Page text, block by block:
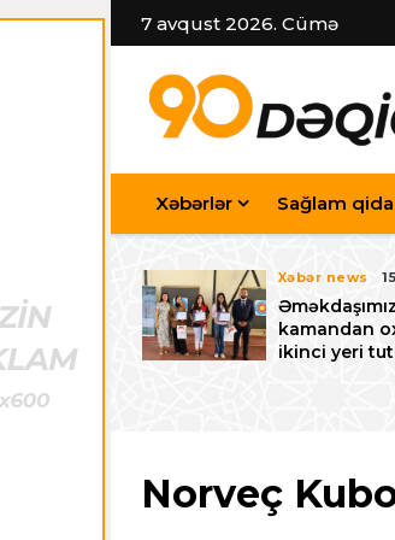
7 avqust 2026. Cümə
Xəbərlər Sağlam qida
U-15
festivalı ilə
Xəbər news
kamandan
ikinci yeri
Norveç